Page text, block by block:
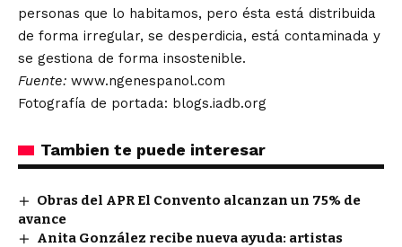
personas que lo habitamos, pero ésta está distribuida
de forma irregular, se desperdicia, está contaminada y
se gestiona de forma insostenible.
Fuente: www.ngenespanol.com
Fotografía de portada: blogs.iadb.org
Tambien te puede interesar
Obras del APR El Convento alcanzan un 75% de
avance
Anita González recibe nueva ayuda: artistas